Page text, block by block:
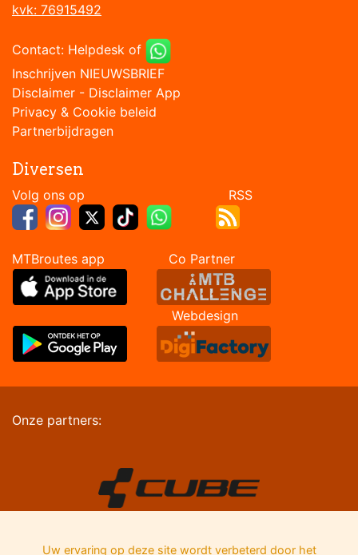
kvk: 76915492
Contact: Helpdesk of
Inschrijven NIEUWSBRIEF
Disclaimer - Disclaimer App
Privacy & Cookie beleid
Partnerbijdragen
Diversen
Volg ons op RSS
MTBroutes app Co Partner
Webdesign
Onze partners:
Uw ervaring op deze site wordt verbeterd door het